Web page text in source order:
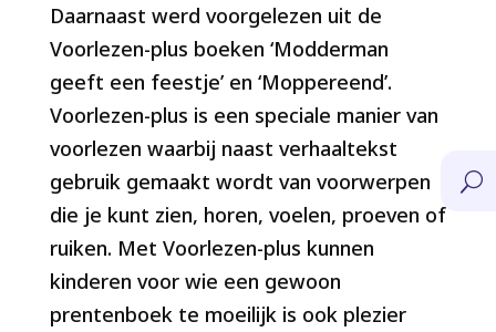
U
Daarnaast werd voorgelezen uit de
Voorlezen-plus boeken ‘Modderman
geeft een feestje’ en ‘Moppereend’.
Voorlezen-plus is een speciale manier van
voorlezen waarbij naast verhaaltekst
gebruik gemaakt wordt van voorwerpen
die je kunt zien, horen, voelen, proeven of
ruiken. Met Voorlezen-plus kunnen
kinderen voor wie een gewoon
prentenboek te moeilijk is ook plezier